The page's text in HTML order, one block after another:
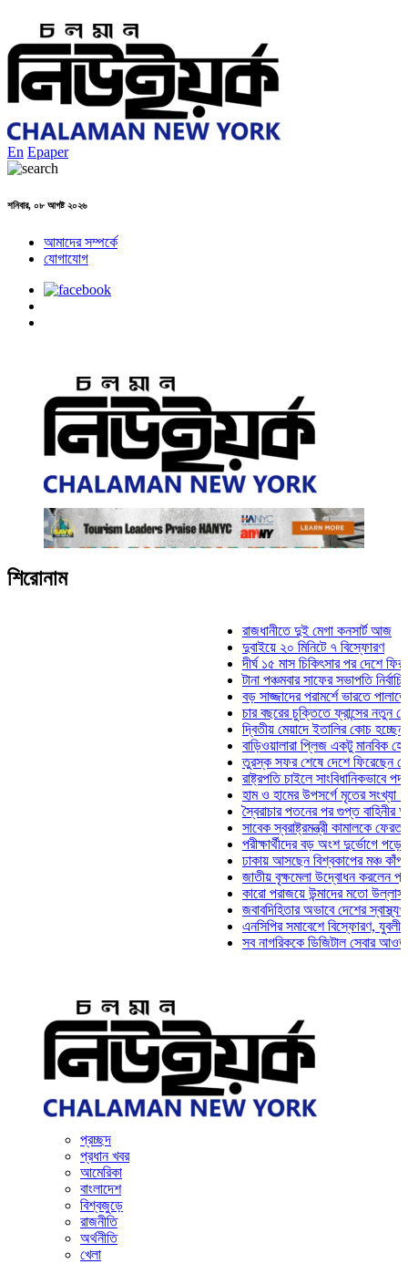
En Epaper
শনিবার, ০৮ আগষ্ট ২০২৬
আমাদের সম্পর্কে
যোগাযোগ
শিরোনাম
রাজধানীতে দুই মেগা কনসার্ট আজ
দুবাইয়ে ২০ মিনিটে ৭ বিস্ফোরণ
দীর্ঘ ১৫ মাস চিকিৎসার পর দেশে ফিরলেন
টানা পঞ্চমবার সাফের সভাপতি নির্বাচিত কাজী
বড় সাজ্জাদের পরামর্শে ভারতে পালাতে
চার বছরের চুক্তিতে ফ্রান্সের নতুন কোচ
দ্বিতীয় মেয়াদে ইতালির কোচ হচ্ছেন মানচিনি
বাড়িওয়ালারা প্লিজ একটু মানবিক হোন: মনিরা
তুরস্ক সফর শেষে দেশে ফিরেছেন
রাষ্ট্রপতি চাইলে সাংবিধানিকভাবে পদত্যাগ
হাম ও হামের উপসর্গে মৃতের সংখ্যা ৮০০
স্বৈরাচার পতনের পর গুপ্ত বাহিনীর
সাবেক স্বরাষ্ট্রমন্ত্রী কামালকে ফেরত চেয়ে
পরীক্ষার্থীদের বড় অংশ দুর্ভোগে পড়েনি: ড.
ঢাকায় আসছেন বিশ্বকাপের মঞ্চ কাঁপানো
জাতীয় বৃক্ষমেলা উদ্বোধন করলেন প্রধানমন্ত্রী
কারো পরাজয়ে উন্মাদের মতো উল্লাস করতে
জবাবদিহিতার অভাবে দেশের স্বাস্থ্যখাত
এনসিপির সমাবেশে বিস্ফোরণ, যুবলীগের দুই
সব নাগরিককে ডিজিটাল সেবার আওতায়
প্রচ্ছদ
প্রধান খবর
আমেরিকা
বাংলাদেশ
বিশ্বজুড়ে
রাজনীতি
অর্থনীতি
খেলা